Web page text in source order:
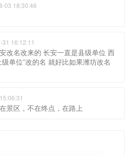
03 18:30:46
31 16:12:11
改名改来的 长安一直是县级单位 西
单位”改的名 就好比如果潍坊改名
景区，不在终点，在路上